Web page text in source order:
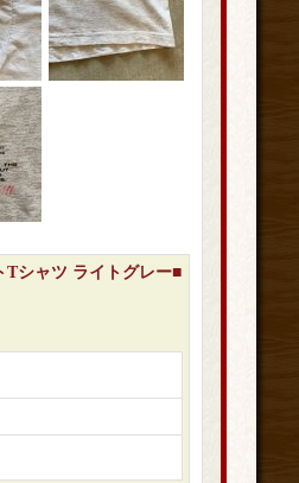
シャツ ライトグレー■